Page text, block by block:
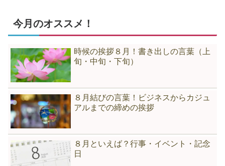
今月のオススメ！
時候の挨拶８月！書き出しの言葉（上
旬・中旬・下旬）
８月結びの言葉！ビジネスからカジュ
アルまでの締めの挨拶
８月といえば？行事・イベント・記念
日